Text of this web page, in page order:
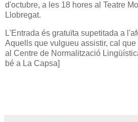
d'octubre, a les 18 hores al Teatre
Llobregat.
L'Entrada és gratuïta supetitada a
Aquells que vulgueu assistir, cal
al Centre de Normalització
bé a La Capsa]